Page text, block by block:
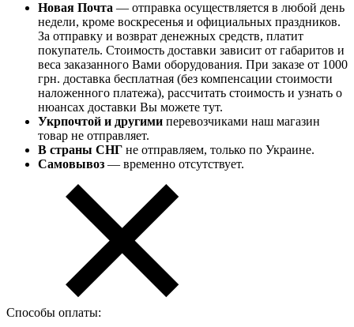
Новая Почта — отправка осуществляется в любой день
недели, кроме воскресенья и официальных праздников.
За отправку и возврат денежных средств, платит
покупатель. Стоимость доставки зависит от габаритов и
веса заказанного Вами оборудования. При заказе от 1000
грн. доставка бесплатная (без компенсации стоимости
наложенного платежа), рассчитать стоимость и узнать о
нюансах доставки Вы можете тут.
Укрпочтой и другими перевозчиками наш магазин
товар не отправляет.
В страны СНГ не отправляем, только по Украине.
Самовывоз — временно отсутствует.
Способы оплаты: